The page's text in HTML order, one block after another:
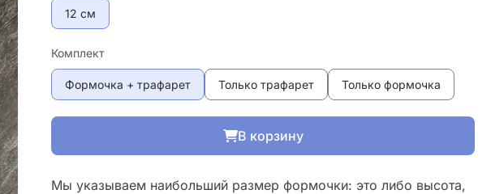
12 см
Комплект
Формочка + трафарет Только трафарет Только формочка
В корзину
Мы указываем наибольший размер формочки: это либо высота,